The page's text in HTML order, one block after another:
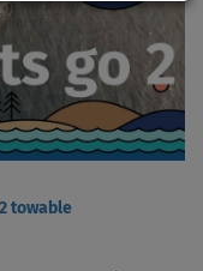
2 towable